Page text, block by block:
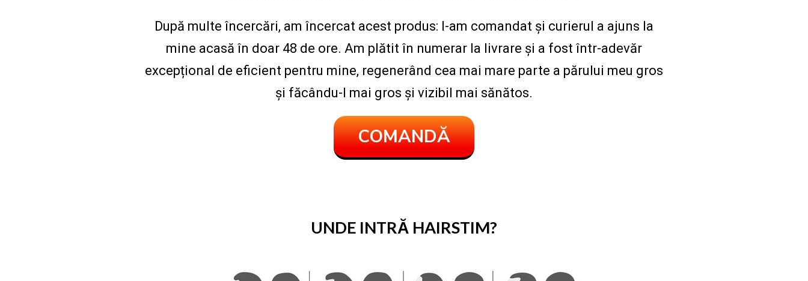
După multe încercări, am încercat acest produs: l-am comandat și curierul a ajuns la
mine acasă în doar 48 de ore. Am plătit în numerar la livrare și a fost într-adevăr
excepțional de eficient pentru mine, regenerând cea mai mare parte a părului meu gros
și făcându-l mai gros și vizibil mai sănătos.
COMANDĂ
UNDE INTRĂ HAIRSTIM?